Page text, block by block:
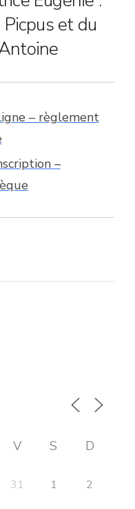
et du
– règlement
–
V S D
31 1 2